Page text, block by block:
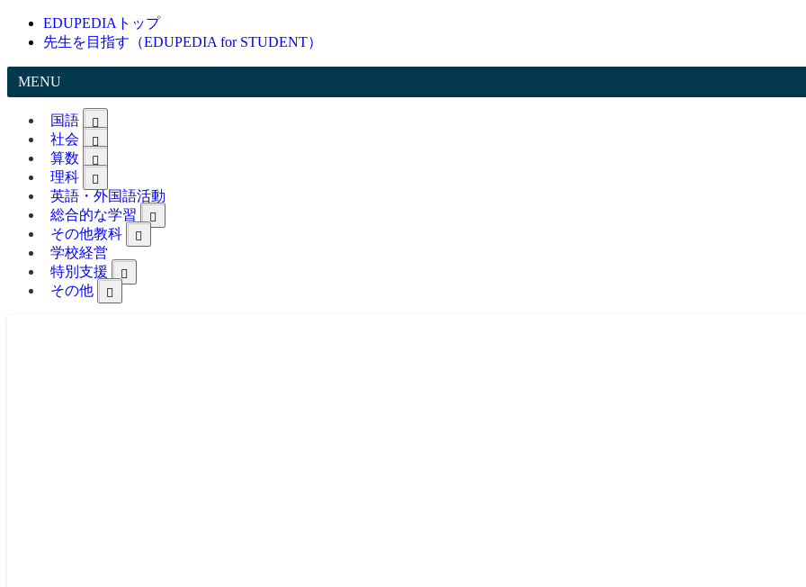
EDUPEDIAトップ
先生を目指す（EDUPEDIA for STUDENT）
MENU
国語
社会
算数
理科
英語・外国語活動
総合的な学習
その他教科
学校経営
特別支援
その他